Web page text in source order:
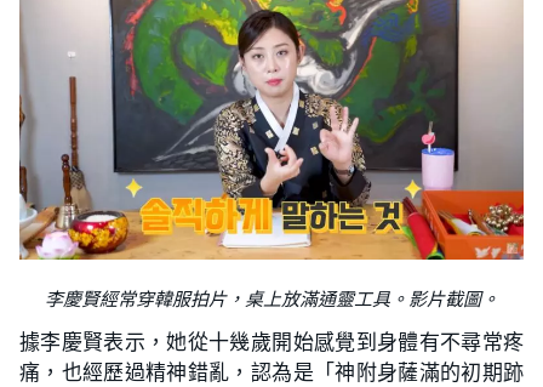
李慶賢經常穿韓服拍片，桌上放滿通靈工具。影片截圖。
據李慶賢表示，她從十幾歲開始感覺到身體有不尋常疼
痛，也經歷過精神錯亂，認為是「神附身薩滿的初期跡